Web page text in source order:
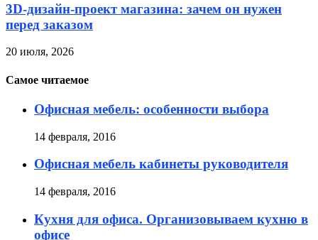
3D-дизайн-проект магазина: зачем он нужен
перед заказом
20 июля, 2026
Самое читаемое
Офисная мебель: особенности выбора
14 февраля, 2016
Офисная мебель кабинеты руководителя
14 февраля, 2016
Кухня для офиса. Организовываем кухню в
офисе